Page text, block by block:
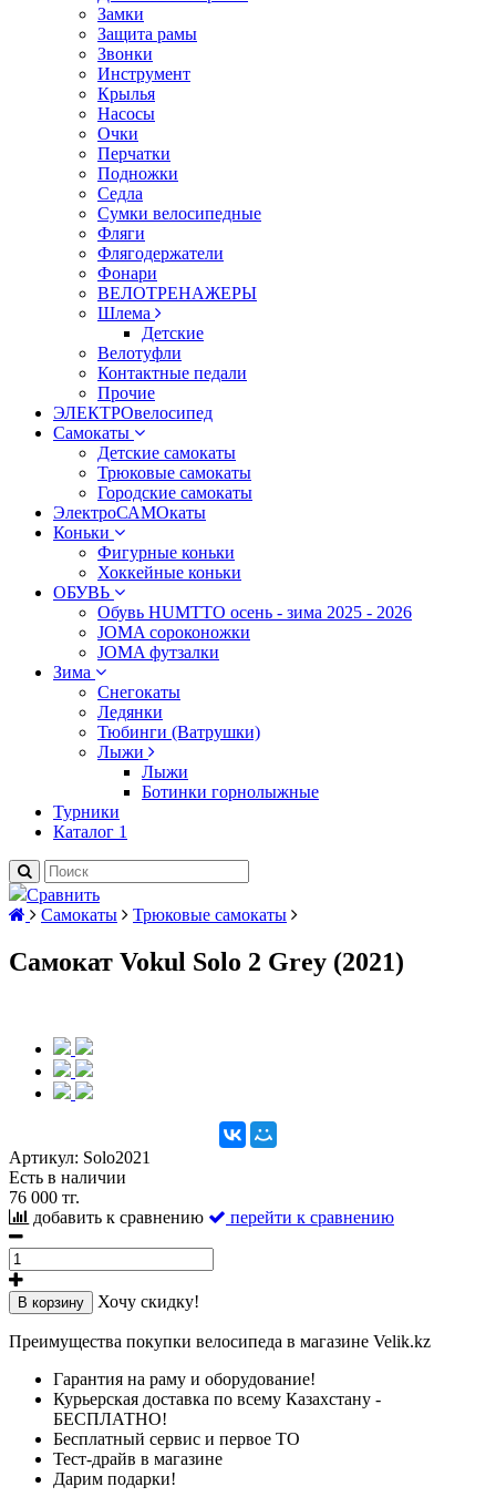
Замки
Защита рамы
Звонки
Инструмент
Крылья
Насосы
Очки
Перчатки
Подножки
Седла
Сумки велосипедные
Фляги
Флягодержатели
Фонари
ВЕЛОТРЕНАЖЕРЫ
Шлема
Детские
Велотуфли
Контактные педали
Прочие
ЭЛЕКТРОвелосипед
Самокаты
Детские самокаты
Трюковые самокаты
Городские самокаты
ЭлектроСАМОкаты
Коньки
Фигурные коньки
Хоккейные коньки
ОБУВЬ
Обувь HUMTTO осень - зима 2025 - 2026
JOMA сороконожки
JOMA футзалки
Зима
Снегокаты
Ледянки
Тюбинги (Ватрушки)
Лыжи
Лыжи
Ботинки горнолыжные
Турники
Каталог 1
Сравнить
Самокаты
Трюковые самокаты
Самокат Vokul Solo 2 Grey (2021)
Артикул: Solo2021
Есть в наличии
76 000 тг.
добавить к сравнению
перейти к сравнению
В корзину Хочу скидку!
Преимущества покупки велосипеда в магазине Velik.kz
Гарантия на раму и оборудование!
Курьерская доставка по всему Казахстану -
БЕСПЛАТНО!
Бесплатный сервис и первое ТО
Тест-драйв в магазине
Дарим подарки!